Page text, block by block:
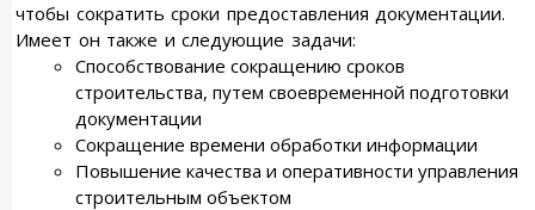
чтобы сократить сроки предоставления документации.
Имеет он также и следующие задачи:
Способствование сокращению сроков
строительства, путем своевременной подготовки
документации
Сокращение времени обработки информации
Повышение качества и оперативности управления
строительным объектом